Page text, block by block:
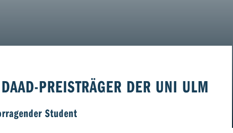
& Leidenschaft
Impressum
PREISTRÄGER DER UNI ULM
Student